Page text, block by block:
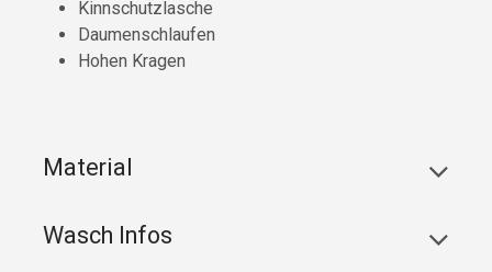
Kinnschutzlasche
Daumenschlaufen
Hohen Kragen
Material
Wasch Infos